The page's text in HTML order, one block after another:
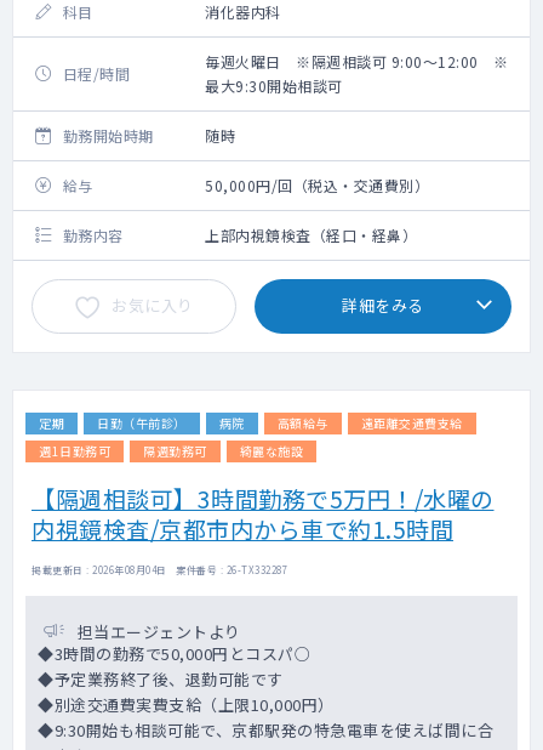
科目 消化器内科
日程/時間
毎週火曜日 ※隔週相談可 9:00～12:00 ※
最大9:30開始相談可
勤務開始時期 随時
給与 50,000円/回（税込・交通費別）
勤務内容 上部内視鏡検査（経口・経鼻）
お気に入り 詳細をみる
定期 日勤（午前診） 病院 高額給与
遠距離交通費支給
週1日勤務可
隔週勤務可 綺麗な施設
【隔週相談可】3時間勤務で5万円！/水曜の
内視鏡検査/京都市内から車で約1.5時間
掲載更新日 : 2026年08月04日 案件番号 : 26-TX332287
担当エージェントより
◆3時間の勤務で50,000円とコスパ○
◆予定業務終了後、退勤可能です
◆別途交通費実費支給（上限10,000円）
◆9:30開始も相談可能で、京都駅発の特急電車を使えば間に合